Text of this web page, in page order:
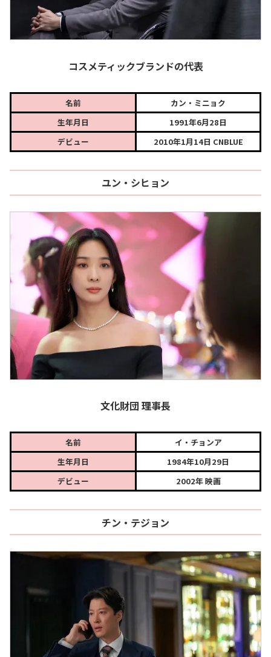
コスメティックブランドの代表
名前
カン・ミニョク
生年月日
1991年6月28日
デビュー
2010年1月14日 CNBLUE
ユン・シヒョン
文化財団 理事長
名前
イ・チョンア
生年月日
1984年10月29日
デビュー
2002年 映画
チン・テジョン